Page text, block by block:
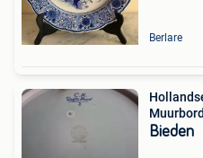
Berlare
Muurbord
Bieden